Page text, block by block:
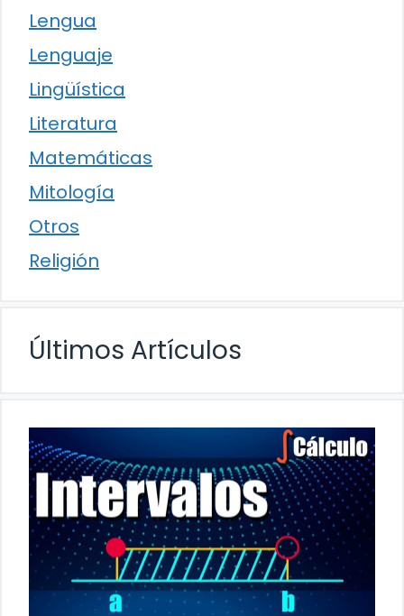
Lengua
Lenguaje
Lingüística
Literatura
Matemáticas
Mitología
Otros
Religión
Últimos Artículos